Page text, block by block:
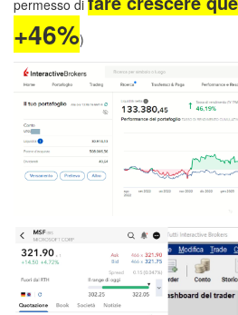
permesso di
+46%)